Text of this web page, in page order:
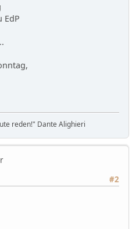
EdP
reden!" Dante Alighieri
#2